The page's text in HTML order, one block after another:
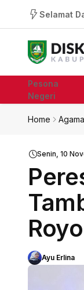
Selamat
Pesona
Negeri
Home
Senin, 10
Ayu Erlina